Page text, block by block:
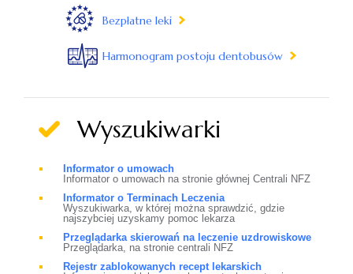
Bezpłatne leki
Harmonogram postoju dentobusów
Wyszukiwarki
Informator o umowach
Informator o umowach na stronie głównej Centrali NFZ
Informator o Terminach Leczenia
Wyszukiwarka, w której można sprawdzić, gdzie
najszybciej uzyskamy pomoc lekarza
Przeglądarka skierowań na leczenie uzdrowiskowe
Przeglądarka, na stronie centrali NFZ
Rejestr zablokowanych recept lekarskich